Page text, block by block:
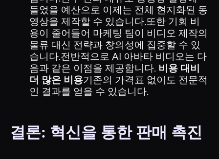
들었을 예산으로 이제는 전체 현지화된 동
영상을 제작할 수 있습니다.또한 기회 비
용이 줄어들어 마케팅 팀이 비디오 제작의
물류 대신 전략과 창의성에 집중할 수 있
습니다.전반적으로 AI 아바타 비디오는 다
음과 같은 이점을 제공합니다. 비용 대비
더 많은 비용기존의 가격표 없이도 전문적
인 결과를 얻을 수 있습니다.
결론: 혁신을 통한 판매 촉진